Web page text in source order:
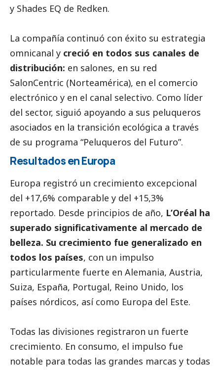
y Shades EQ de Redken.
La compañía continuó con éxito su estrategia
omnicanal y creció en todos sus canales de
distribución: en salones, en su red
SalonCentric (Norteamérica), en el comercio
electrónico y en el canal selectivo. Como líder
del sector, siguió apoyando a sus peluqueros
asociados en la transición ecológica a través
de su programa “Peluqueros del Futuro”.
Resultados en Europa
Europa registró un crecimiento excepcional
del +17,6% comparable y del +15,3%
reportado. Desde principios de año, L’Oréal ha
superado significativamente al mercado de
belleza. Su crecimiento fue generalizado en
todos los países, con un impulso
particularmente fuerte en Alemania, Austria,
Suiza, España, Portugal, Reino Unido, los
países nórdicos, así como Europa del Este.
Todas las divisiones registraron un fuerte
crecimiento. En consumo, el impulso fue
notable para todas las grandes marcas y todas